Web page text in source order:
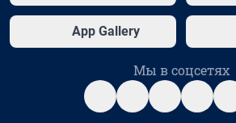
App Gallery
Мы в соцсетях